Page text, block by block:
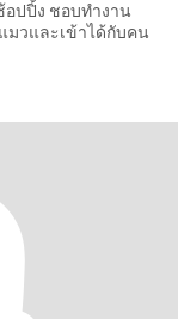
ปปิ้ง ชอบทำงาน
มวและเข้าได้กับคน